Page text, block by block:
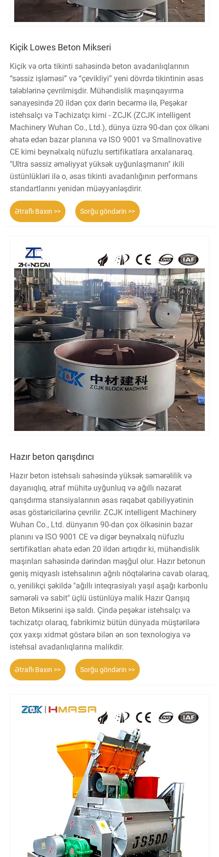
Kiçik Lowes Beton Mikseri
Kiçik və orta tikinti sahəsində beton avadanlıqlarının
“səssiz işləməsi” və “çevikliyi” yeni dövrdə tikintinin əsas
tələblərinə çevrilmişdir. Mühəndislik maşınqayırma
sənayesində 20 ildən çox dərin becərmə ilə, Peşəkar
istehsalçı və Təchizatçı kimi - ZCJK (ZCJK intelligent
Machinery Wuhan Co., Ltd.), dünya üzrə 90-dan çox ölkəni
əhatə edən bazar planına və ISO 9001 və Smallnovative
CE kimi beynəlxalq nüfuzlu sertifikatlara arxalanaraq.
"Ultra səssiz əməliyyat yüksək uyğunlaşmanın" ikili
üstünlükləri ilə o, əsas tikinti avadanlığının performans
standartlarını yenidən müəyyənləşdirir.
Ətraflı Baxın >> Sorğu göndərin >>
Hazır beton qarışdırıcı
Hazır beton istehsalı sahəsində yüksək səmərəlilik və
dayanıqlıq, ətraf mühitə uyğunluq və ağıllı nəzarət
qarışdırma stansiyalarının əsas rəqabət qabiliyyətinin
əsas göstəricilərinə çevrilir. ZCJK intelligent Machinery
Wuhan Co., Ltd. dünyanın 90-dan çox ölkəsinin bazar
planını və ISO 9001 CE və digər beynəlxalq nüfuzlu
sertifikatları əhatə edən 20 ildən artıqdır ki, mühəndislik
maşınları sahəsində dərindən məşğul olur. Hazır betonun
geniş miqyaslı istehsalının ağrılı nöqtələrinə cavab olaraq,
o, yenilikçi şəkildə "ağıllı inteqrasiyalı yaşıl aşağı karbonlu
səmərəli və sabit" üçlü üstünlüyə malik Hazır Qarışıq
Beton Mikserini işə saldı. Çində peşəkar istehsalçı və
təchizatçı olaraq, fabrikimiz bütün dünyada müştərilərə
çox yaxşı xidmət göstərə bilən ən son texnologiya və
istehsal avadanlıqlarına malikdir.
Ətraflı Baxın >> Sorğu göndərin >>